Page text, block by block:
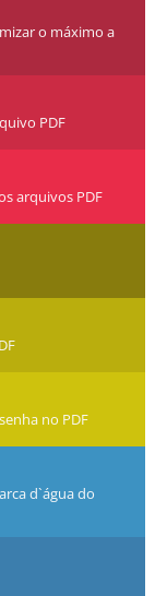
o máximo a
PDF
arquivos PDF
no PDF
d`água do